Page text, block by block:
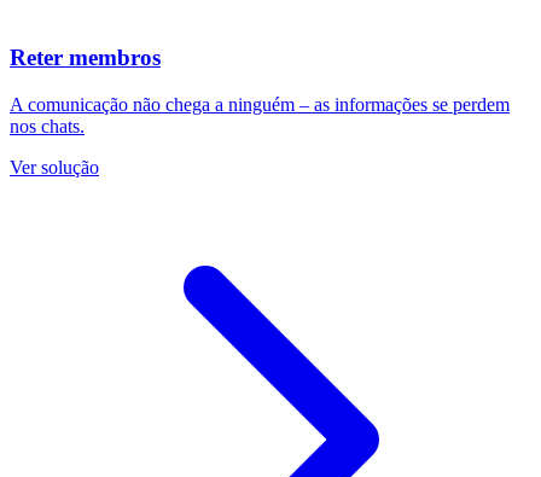
Reter membros
A comunicação não chega a ninguém – as informações se perdem
nos chats.
Ver solução